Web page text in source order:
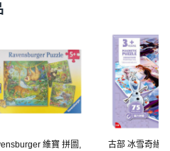
維寶 拼圖,
古部 冰雪奇緣